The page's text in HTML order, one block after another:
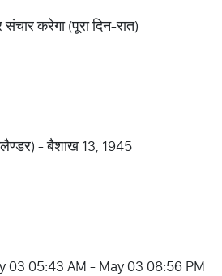
संचार करेगा (पूरा दिन-रात)
- बैशाख 13, 1945
03 05:43 AM - May 03 08:56 PM